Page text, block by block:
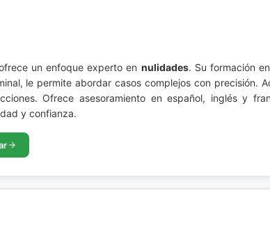
un enfoque experto en nulidades. Su formación
le permite abordar casos complejos con precisión.
Ofrece asesoramiento en español, inglés y
y confianza.